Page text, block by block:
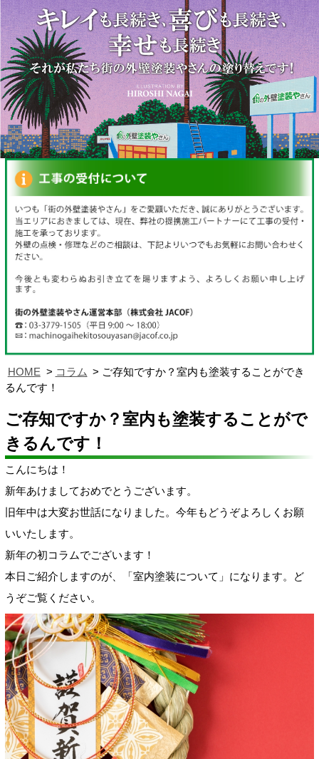
HOME コラム
ご存知ですか？室内も塗装することができ
るんです！
ご存知ですか？室内も塗装することがで
きるんです！
こんにちは！
新年あけましておめでとうございます。
旧年中は大変お世話になりました。今年もどうぞよろしくお願
いいたします。
新年の初コラムでございます！
本日ご紹介しますのが、「室内塗装について」になります。ど
うぞご覧ください。